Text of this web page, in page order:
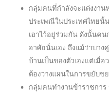
กลุ่มคนที่กำลังจะแต่งงา
ประเพณีในประเทศไทยนั้
เอาไว้อยู่ร่วมกัน ดังนั้นค
อาศัยนั่นเอง ถึงแม้ว่าบาง
บ้านเป็นของตัวเองแต่เมื่
ต้องวางแผนในการขยับข
กลุ่มคนทำงานข้าราชกา